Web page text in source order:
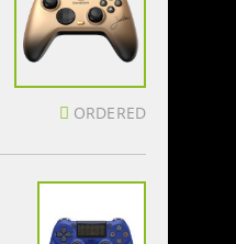
ORDERED